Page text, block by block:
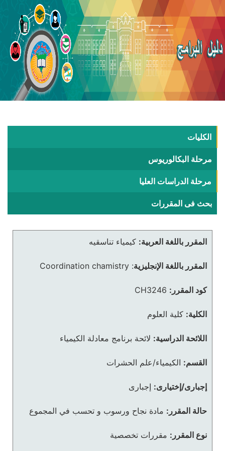
الكليات
مرحلة البكالوريوس
مرحلة الدراسات العليا
بحث فى المقررات
المقرر باللغة العربية: كيمياء تناسقيه
المقرر باللغة الإنجليزية:
Coordination chamistry
كود المقرر: CH3246
الكلية: كلية العلوم
اللائحة الدراسية: لائحة برنامج معادلة الكيمياء
القسم: الكيمياء/علم الحشرات
إجبارى/إختيارى: إجبارى
حالة المقرر: مادة نجاح ورسوب و تحسب في المجموع
نوع المقرر: مقررات تخصصية